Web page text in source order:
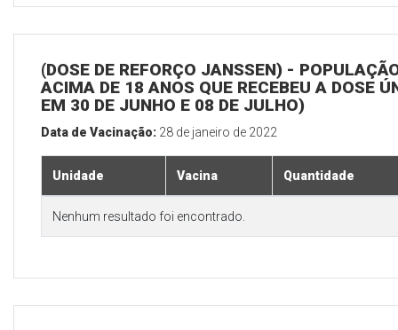
(DOSE DE REFORÇO JANSSEN) -
ACIMA DE 18 ANOS QUE RECEBEU A DOSE
EM 30 DE JUNHO E 08 DE JULHO)
Data de Vacinação: 28 de janeiro de 2022
Unidade Vacina Quantidade
Nenhum resultado foi encontrado.